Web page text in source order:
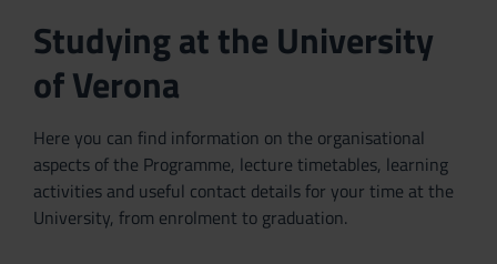
Studying at the University
of Verona
Here you can find information on the organisational
aspects of the Programme, lecture timetables, learning
activities and useful contact details for your time at the
University, from enrolment to graduation.